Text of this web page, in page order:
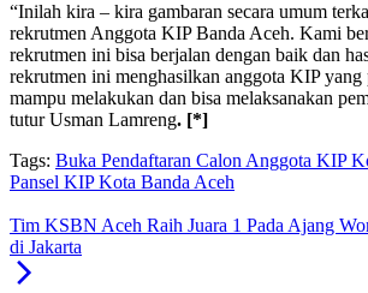
“Inilah kira – kira gambaran secara umum
rekrutmen Anggota KIP Banda Aceh. Kami
rekrutmen ini bisa berjalan dengan baik dan
rekrutmen ini menghasilkan anggota KIP yang
mampu melakukan dan bisa melaksanakan
tutur Usman Lamreng. [*]
Tags: Buka Pendaftaran Calon Anggota KIP
Pansel KIP Kota Banda Aceh
Tim KSBN Aceh Raih Juara 1 Pada Ajang
di Jakarta